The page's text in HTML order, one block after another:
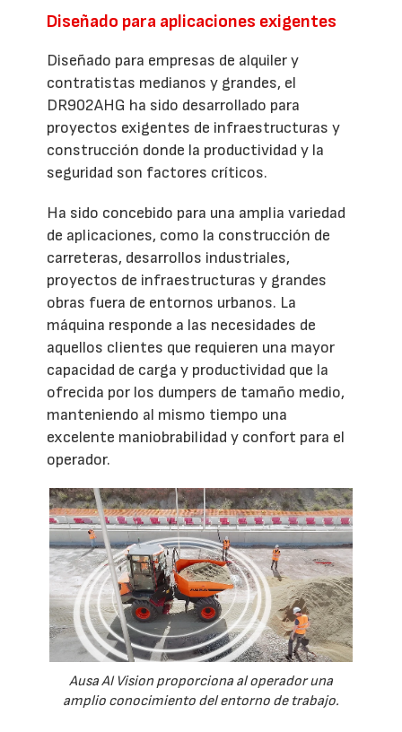
Diseñado para aplicaciones exigentes
Diseñado para empresas de alquiler y
contratistas medianos y grandes, el
DR902AHG ha sido desarrollado para
proyectos exigentes de infraestructuras y
construcción donde la productividad y la
seguridad son factores críticos.
Ha sido concebido para una amplia variedad
de aplicaciones, como la construcción de
carreteras, desarrollos industriales,
proyectos de infraestructuras y grandes
obras fuera de entornos urbanos. La
máquina responde a las necesidades de
aquellos clientes que requieren una mayor
capacidad de carga y productividad que la
ofrecida por los dumpers de tamaño medio,
manteniendo al mismo tiempo una
excelente maniobrabilidad y confort para el
operador.
Ausa AI Vision proporciona al operador una
amplio conocimiento del entorno de trabajo.